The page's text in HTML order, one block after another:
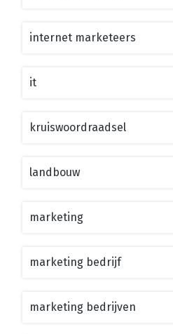
internet marketeers
it
kruiswoordraadsel
landbouw
marketing
marketing bedrijf
marketing bedrijven